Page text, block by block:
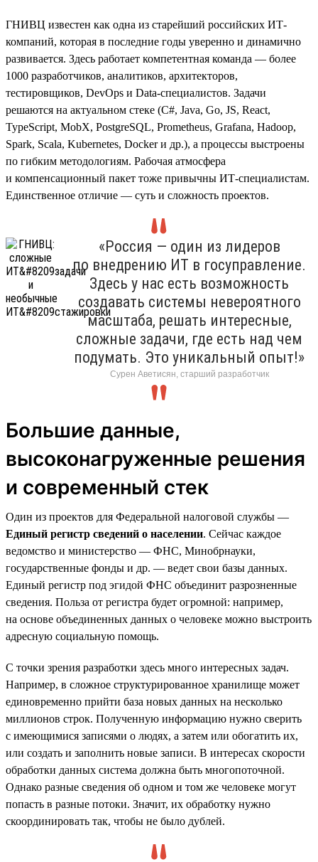
ГНИВЦ известен как одна из старейший российских ИТ-
компаний, которая в последние годы уверенно и динамично
развивается. Здесь работает компетентная команда — более
1000 разработчиков, аналитиков, архитекторов,
тестировщиков, DevOps и Data-специалистов. Задачи
решаются на актуальном стеке (С#, Java, Go, JS, React,
TypeScript, MobX, PostgreSQL, Prometheus, Grafana, Hadoop,
Spark, Scala, Kubernetes, Doсker и др.), а процессы выстроены
по гибким методологиям. Рабочая атмосфера
и компенсационный пакет тоже привычны ИТ-специалистам.
Единственное отличие — суть и сложность проектов.
«Россия — один из лидеров
по внедрению ИТ в госуправление.
Здесь у нас есть возможность
создавать системы невероятного
масштаба, решать интересные,
сложные задачи, где есть над чем
подумать. Это уникальный опыт!»
Сурен Аветисян, старший разработчик
Большие данные,
высоконагруженные решения
и современный стек
Один из проектов для Федеральной налоговой службы —
Единый регистр сведений о населении. Сейчас каждое
ведомство и министерство — ФНС, Минобрнауки,
государственные фонды и др. — ведет свои базы данных.
Единый регистр под эгидой ФНС объединит разрозненные
сведения. Польза от регистра будет огромной: например,
на основе объединенных данных о человеке можно выстроить
адресную социальную помощь.
С точки зрения разработки здесь много интересных задач.
Например, в сложное структурированное хранилище может
единовременно прийти база новых данных на несколько
миллионов строк. Полученную информацию нужно сверить
с имеющимися записями о людях, а затем или обогатить их,
или создать и заполнить новые записи. В интересах скорости
обработки данных система должна быть многопоточной.
Однако разные сведения об одном и том же человеке могут
попасть в разные потоки. Значит, их обработку нужно
скоординировать так, чтобы не было дублей.